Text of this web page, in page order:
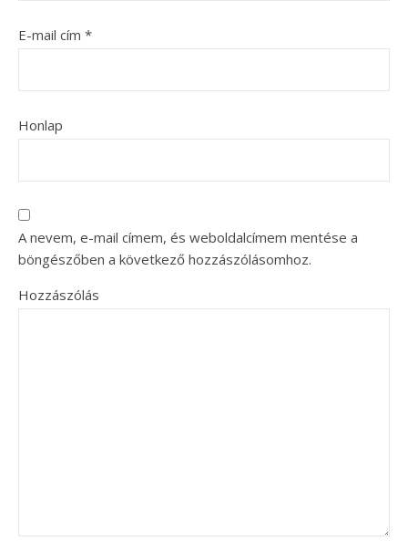
E-mail cím *
Honlap
A nevem, e-mail címem, és weboldalcímem mentése a
böngészőben a következő hozzászólásomhoz.
Hozzászólás